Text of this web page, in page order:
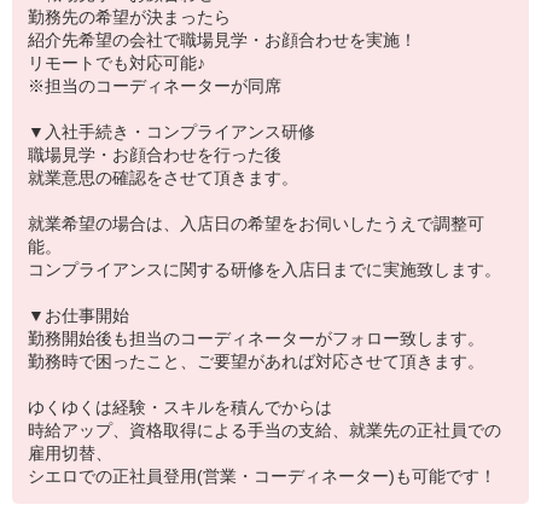
勤務先の希望が決まったら
紹介先希望の会社で職場見学・お顔合わせを実施！
リモートでも対応可能♪
※担当のコーディネーターが同席
▼入社手続き・コンプライアンス研修
職場見学・お顔合わせを行った後
就業意思の確認をさせて頂きます。
就業希望の場合は、入店日の希望をお伺いしたうえで調整可
能。
コンプライアンスに関する研修を入店日までに実施致します。
▼お仕事開始
勤務開始後も担当のコーディネーターがフォロー致します。
勤務時で困ったこと、ご要望があれば対応させて頂きます。
ゆくゆくは経験・スキルを積んでからは
時給アップ、資格取得による手当の支給、就業先の正社員での
雇用切替、
シエロでの正社員登用(営業・コーディネーター)も可能です！